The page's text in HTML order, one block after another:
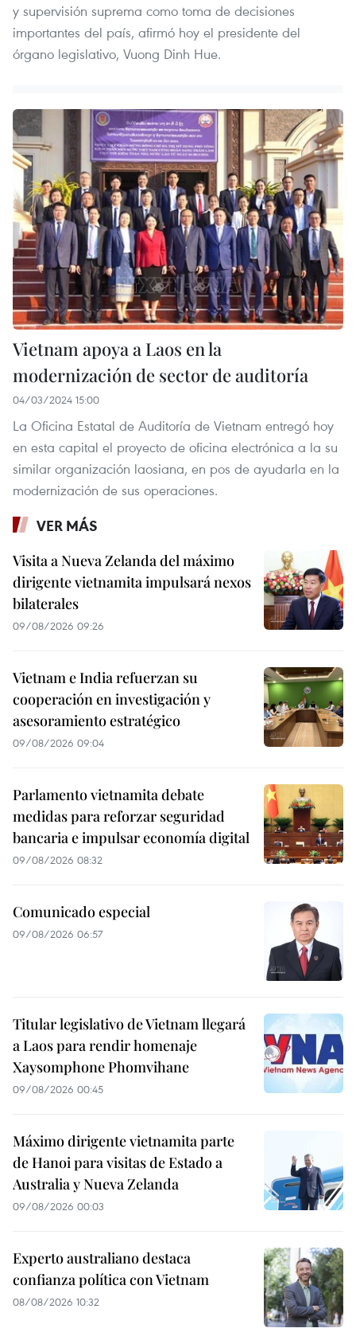
y supervisión suprema como toma de decisiones
importantes del país, afirmó hoy el presidente del
órgano legislativo, Vuong Dinh Hue.
Vietnam apoya a Laos en la
modernización de sector de auditoría
04/03/2024 15:00
La Oficina Estatal de Auditoría de Vietnam entregó hoy
en esta capital el proyecto de oficina electrónica a la su
similar organización laosiana, en pos de ayudarla en la
modernización de sus operaciones.
VER MÁS
Visita a Nueva Zelanda del máximo
dirigente vietnamita impulsará nexos
bilaterales
09/08/2026 09:26
Vietnam e India refuerzan su
cooperación en investigación y
asesoramiento estratégico
09/08/2026 09:04
Parlamento vietnamita debate
medidas para reforzar seguridad
bancaria e impulsar economía digital
09/08/2026 08:32
Comunicado especial
09/08/2026 06:57
Titular legislativo de Vietnam llegará
a Laos para rendir homenaje
Xaysomphone Phomvihane
09/08/2026 00:45
Máximo dirigente vietnamita parte
de Hanoi para visitas de Estado a
Australia y Nueva Zelanda
09/08/2026 00:03
Experto australiano destaca
confianza política con Vietnam
08/08/2026 10:32